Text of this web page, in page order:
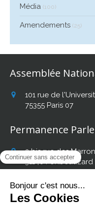
Média (100)
Amendements (25)
Assemblée
101 rue de
75355 Paris 07
Permanence
2 bis rue des
31140 Fonbeauzard